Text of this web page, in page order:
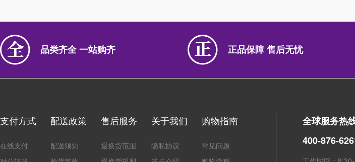
品类齐全 一站购齐 正品保障 售后无忧
支付方式
在线支付
配送政策
配送须知
售后服务
退换货范围
关于我们
隐私协议
购物指南
常见问题
全球服务热
400-876-